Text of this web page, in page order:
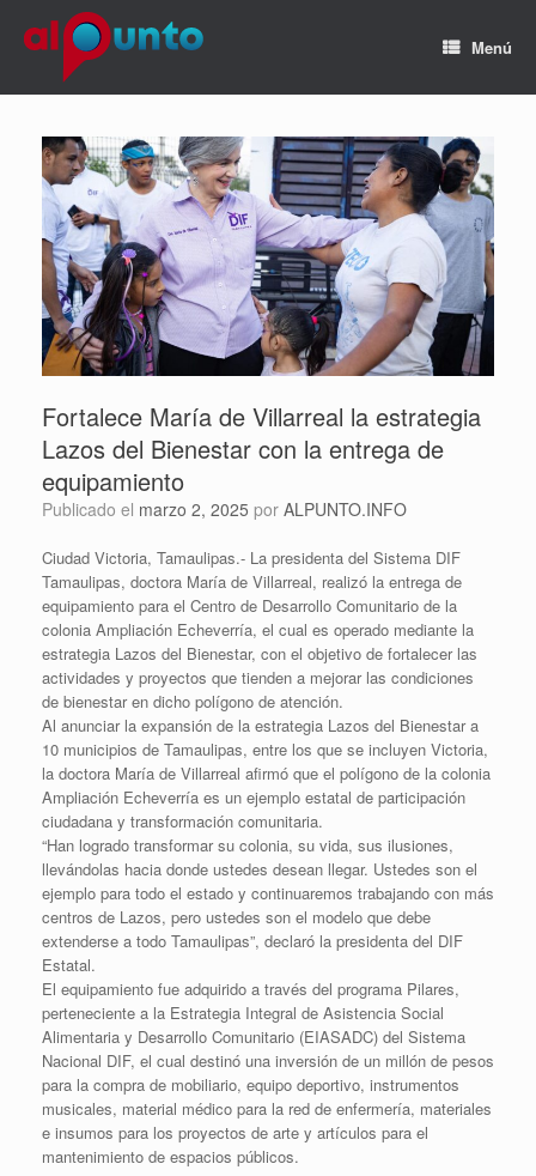
Menú
Fortalece María de Villarreal la estrategia
Lazos del Bienestar con la entrega de
equipamiento
Publicado el marzo 2, 2025 por ALPUNTO.INFO
Ciudad Victoria, Tamaulipas.- La presidenta del Sistema DIF
Tamaulipas, doctora María de Villarreal, realizó la entrega de
equipamiento para el Centro de Desarrollo Comunitario de la
colonia Ampliación Echeverría, el cual es operado mediante la
estrategia Lazos del Bienestar, con el objetivo de fortalecer las
actividades y proyectos que tienden a mejorar las condiciones
de bienestar en dicho polígono de atención.
Al anunciar la expansión de la estrategia Lazos del Bienestar a
10 municipios de Tamaulipas, entre los que se incluyen Victoria,
la doctora María de Villarreal afirmó que el polígono de la colonia
Ampliación Echeverría es un ejemplo estatal de participación
ciudadana y transformación comunitaria.
“Han logrado transformar su colonia, su vida, sus ilusiones,
llevándolas hacia donde ustedes desean llegar. Ustedes son el
ejemplo para todo el estado y continuaremos trabajando con más
centros de Lazos, pero ustedes son el modelo que debe
extenderse a todo Tamaulipas”, declaró la presidenta del DIF
Estatal.
El equipamiento fue adquirido a través del programa Pilares,
perteneciente a la Estrategia Integral de Asistencia Social
Alimentaria y Desarrollo Comunitario (EIASADC) del Sistema
Nacional DIF, el cual destinó una inversión de un millón de pesos
para la compra de mobiliario, equipo deportivo, instrumentos
musicales, material médico para la red de enfermería, materiales
e insumos para los proyectos de arte y artículos para el
mantenimiento de espacios públicos.